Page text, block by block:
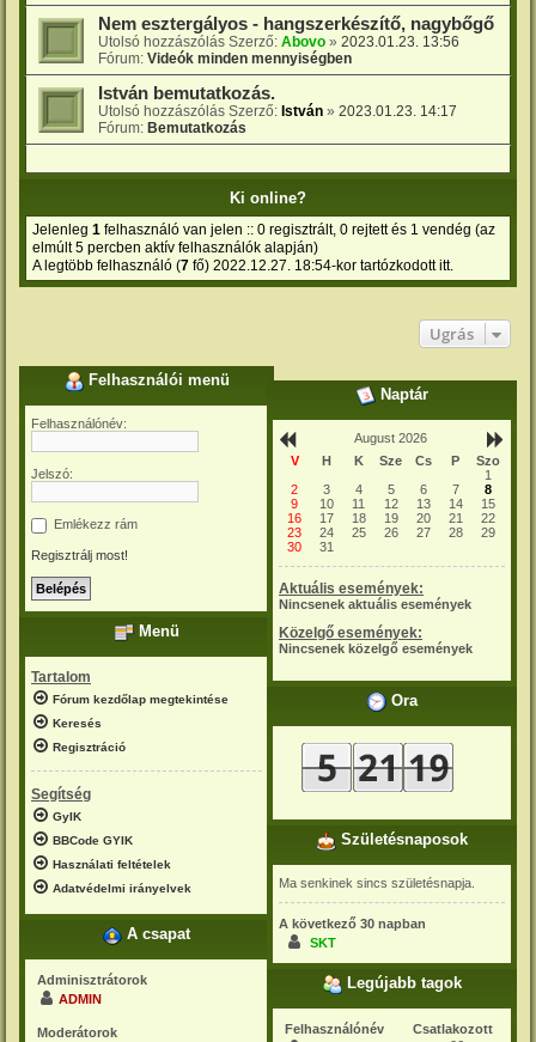
Nem esztergályos - hangszerkészítő, nagybőgő
Utolsó hozzászólás Szerző: Abovo » 2023.01.23. 13:56
Fórum: Videók minden mennyiségben
István bemutatkozás.
Utolsó hozzászólás Szerző: István » 2023.01.23. 14:17
Fórum: Bemutatkozás
Ki online?
Jelenleg 1 felhasználó van jelen :: 0 regisztrált, 0 rejtett és 1 vendég (az
elmúlt 5 percben aktív felhasználók alapján)
A legtöbb felhasználó (7 fő) 2022.12.27. 18:54-kor tartózkodott itt.
Ugrás
Felhasználói menü
Felhasználónév:
Jelszó:
Emlékezz rám
Regisztrálj most!
Menü
Tartalom
Fórum kezdőlap megtekintése
Keresés
Regisztráció
Segítség
GyIK
BBCode GYIK
Használati feltételek
Adatvédelmi irányelvek
A csapat
Adminisztrátorok
ADMIN
Moderátorok
Naptár
August 2026
V
H K Sze Cs P
Szo
1
2
3 4 5 6 7
8
9
10 11 12 13 14
15
16
17 18 19 20 21
22
23
24 25 26 27 28
29
30
31
Aktuális események:
Nincsenek aktuális események
Közelgő események:
Nincsenek közelgő események
Óra
Születésnaposok
Ma senkinek sincs születésnapja.
A következő 30 napban
SKT
Legújabb tagok
Felhasználónév
Csatlakozott